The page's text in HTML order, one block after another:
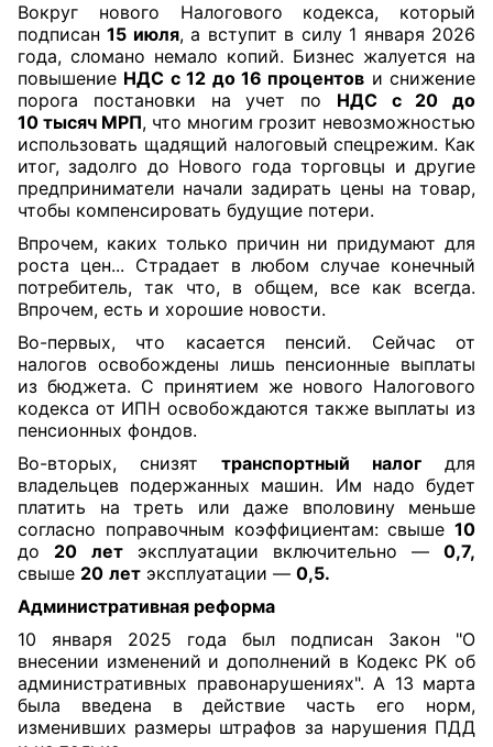
Вокруг нового Налогового кодекса, который
подписан15 июля, а вступит в силу 1 января 2026
года, сломано немало копий. Бизнес жалуется на
повышение НДС с 12 до 16 процентов и снижение
порога постановки на учет по НДС с 20 до
10 тысяч МРП, что многим грозит невозможностью
использовать щадящий налоговый спецрежим. Как
итог, задолго до Нового года торговцы и другие
предприниматели начали задирать цены на товар,
чтобы компенсировать будущие потери.
Впрочем, каких только причин ни придумают для
роста цен... Страдает в любом случае конечный
потребитель, так что, в общем, все как всегда.
Впрочем, есть и хорошие новости.
Во-первых, что касается пенсий. Сейчас от
налогов освобождены лишь пенсионные выплаты
из бюджета. С принятием же нового Налогового
кодекса от ИПН освобождаются также выплаты из
пенсионных фондов.
Во-вторых, снизят транспортный налог для
владельцев подержанных машин. Им надо будет
платить на треть или даже вполовину меньше
согласно поправочным коэффициентам: свыше 10
до 20 лет эксплуатации включительно — 0,7,
свыше 20 лет эксплуатации — 0,5.
Административная реформа
10 января 2025 года был подписан Закон "О
внесении изменений и дополнений в Кодекс РК об
административных правонарушениях". А 13 марта
была введена в действие часть его норм,
изменивших размеры штрафов за нарушения ПДД